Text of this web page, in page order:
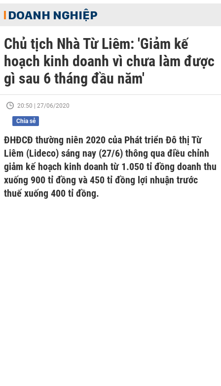
DOANH NGHIỆP
Chủ tịch Nhà Từ Liêm: 'Giảm kế
hoạch kinh doanh vì chưa làm được
gì sau 6 tháng đầu năm'
20:50 | 27/06/2020
Chia sẻ
ĐHĐCĐ thường niên 2020 của Phát triển Đô thị Từ
Liêm (Lideco) sáng nay (27/6) thông qua điều chỉnh
giảm kế hoạch kinh doanh từ 1.050 tỉ đồng doanh thu
xuống 900 tỉ đồng và 450 tỉ đồng lợi nhuận trước
thuế xuống 400 tỉ đồng.